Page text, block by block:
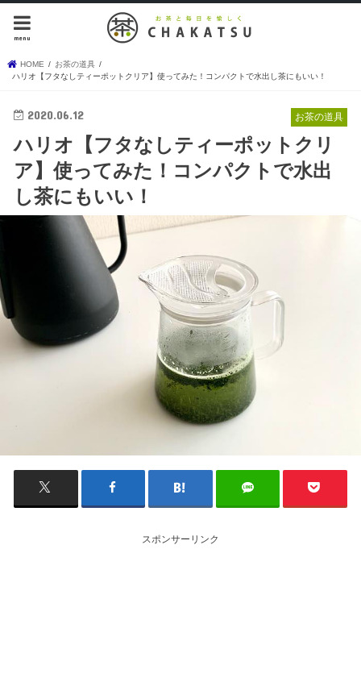
menu
HOME
お茶の道具
ハリオ【フタなしティーポットクリア】使ってみた！コンパクトで水出し茶にもいい！
お茶の道具
2020.06.12
ハリオ【フタなしティーポットクリ
ア】使ってみた！コンパクトで水出
し茶にもいい！
スポンサーリンク